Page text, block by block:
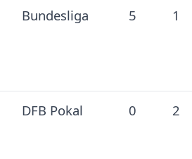
Bundesliga 5 1
DFB Pokal 0 2